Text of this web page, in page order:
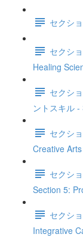
セクシ
セクシ
Healing
セクシ
ントスキル
セクシ
Creative
セクシ
Section 5:
セクシ
Integrative